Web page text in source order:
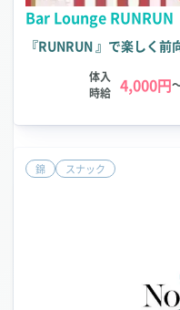
Bar Lounge RUNRUN
『RUNRUN 』で楽しく
体入
時給 4,000円
錦 スナック